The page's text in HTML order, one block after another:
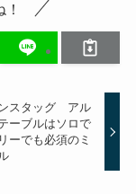
スタッグ アル
ーブルはソロで
ーでも必須のミ